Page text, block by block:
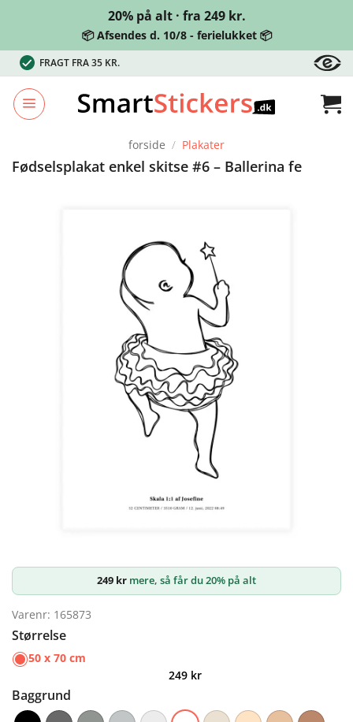
20% på alt · fra 249 kr.
📦 Afsendes d. 10/8 - ferielukket 📦
Fortsæt
til
indhold
FRAGT FRA 35 KR.
forside / Plakater
Fødselsplakat enkel skitse #6 – Ballerina fe
249 kr mere, så får du 20% på alt
Varenr: 165873
Størrelse
50 x 70 cm
249 kr
Baggrund